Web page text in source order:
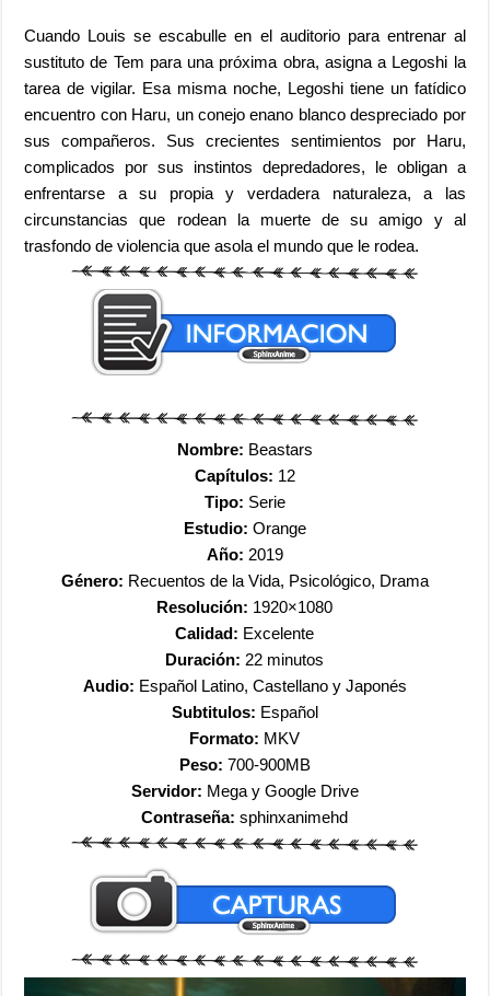
Cuando Louis se escabulle en el auditorio para entrenar al
sustituto de Tem para una próxima obra, asigna a Legoshi la
tarea de vigilar. Esa misma noche, Legoshi tiene un fatídico
encuentro con Haru, un conejo enano blanco despreciado por
sus compañeros. Sus crecientes sentimientos por Haru,
complicados por sus instintos depredadores, le obligan a
enfrentarse a su propia y verdadera naturaleza, a las
circunstancias que rodean la muerte de su amigo y al
trasfondo de violencia que asola el mundo que le rodea.
Nombre: Beastars
Capítulos: 12
Tipo: Serie
Estudio: Orange
Año: 2019
Género: Recuentos de la Vida, Psicológico, Drama
Resolución: 1920×1080
Calidad: Excelente
Duración: 22 minutos
Audio: Español Latino, Castellano y Japonés
Subtitulos: Español
Formato: MKV
Peso: 700-900MB
Servidor: Mega y Google Drive
Contraseña: sphinxanimehd